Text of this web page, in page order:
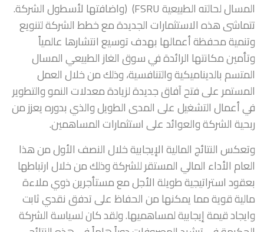
المسال لحالته الطبيعية FSRU) (واضافتها لأسطول الشركة.
تتماشى هذه الاستثمارات الجديدة مع خطط الشركة لتنويع
وتنمية محفظة أعمالها بهدف توسيع انتشارها عالمياً
وتأمين مكانتها الرائدة في سوق الغاز الطبيعي المسال
المتسم بالديناميكية والتنافسية، وذلك من خلال العمل
المستمر على فتح آفاق جديدة لزيادة معدلات النمو والتطوير
في أعمال التشغيل على المدى الطويل والذي بدوره يعزز من
ربحية الشركة والعوائد على استثمارات المساهمين.
وتعكس النتائج المالية الإيجابية خلال النصف الأول من هذا
العام الأداء المالي المستقر للشركة وذلك من خلال ارتباطها
بعقود استراتيجية طويلة الأجل مع مستأجرين ذوي ملاءة
مالية قوية مما يمكنها من الحفاظ على تدفق نقدي ثابت
وايجاد قيمة إيجابية لمساهميها. ولقد كان لسياسة الشركة